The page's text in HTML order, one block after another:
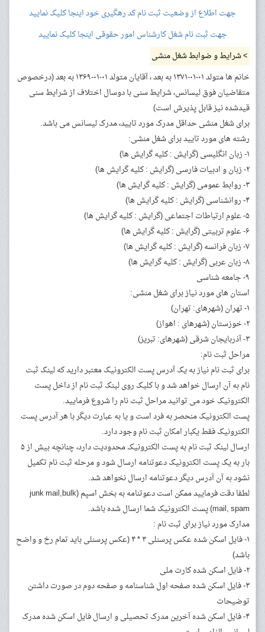
جهت اطلاع از وضعیت ثبت نام کد رهگیری خود اینجا کلیک نمایید
جهت ثبت نام شغل کارشناس امور حقوقی اینجا کلیک نمایید
> شرایط و ضوابط شغل منشی
خانم ها متولد ۰۱-۰۱-۱۳۷۱ به بعد ، آقایان متولد ۰۱-۰۱-۱۳۶۹ به بعد (درخصوص
متقاضیان فوق لیسانس، شرایط سنی با دوسال اختلاف از شرایط سنی
قیدشده نیز قابل پذیرش است)
برای شغل منشی حداقل مدرک مورد تایید، مدرک لیسانس می باشد.
رشته های مورد تایید برای شغل منشی:
۱- زبان انگلیسی (گرایش : کلیه گرایش ها)
۲- زبان و ادبیات فارسی (گرایش : کلیه گرایش ها)
۳- روابط عمومی (گرایش : کلیه گرایش ها)
۴- روانشناسی (گرایش : کلیه گرایش ها)
۵- علوم ارتباطات اجتماعی (گرایش : کلیه گرایش ها)
۶- علوم تربیتی (گرایش : کلیه گرایش ها)
۷- زبان فرانسه (گرایش : کلیه گرایش ها)
۸- زبان عربی (گرایش : کلیه گرایش ها)
۹- جامعه شناسی
استان های مورد نیاز برای شغل منشی:
۱- تهران (شهرهای: تهران)
۲- خوزستان (شهرهای : اهواز)
۳- آذربایجان شرقی (شهرهای: تبریز)
مراحل ثبت نام:
برای ثبت نام نیاز به یک آدرس پست الکترونیک معتبر دارید که لینک ثبت
نام به آن ارسال خواهد شد و با کلیک روی لینک ثبت نام از داخل پست
الکترونیک خود می توانید مراحل ثبت نام را شروع فرمایید.
پست الکترونیک منحصر به فرد است و یا به عبارت دیگر با هر آدرس پست
الکترونیک فقط یکبار امکان ثبت نام وجود دارد.
ارسال لینک ثبت نام به پست الکترونیک محدودیت دارد، چنانچه بیش از ۵
بار به یک پست الکترونیک دعوتنامه ارسال شود و مرحله ثبت نام تکمیل
نشود به آن آدرس دیگر دعوتنامه ارسال نخواهد شد.
لطفا دقت فرمایید ممکن است دعوتنامه به بخش اسپم (junk mail,bulk
mail, spam) پست الکترونیک شما ارسال شده باشد.
مدارک مورد نیاز برای ثبت نام :
۱- فایل اسکن شده عکس پرسنلی ۳ * ۴ (عکس پرسنلی باید تمام رخ و واضح
باشد)
۲- فایل اسکن شده کارت ملی
۳- فایل اسکن شده صفحه اول شناسنامه و صفحه دوم در صورت داشتن
توضیحات
۴- فایل اسکن شده آخرین مدرک تحصیلی و ارسال فایل اسکن شده مدرک